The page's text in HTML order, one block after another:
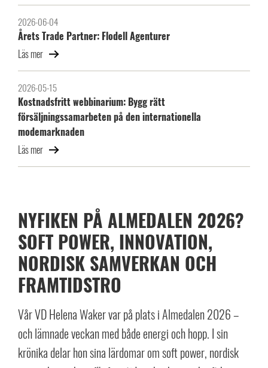
2026-06-04
Årets Trade Partner: Flodell Agenturer
Läs mer
2026-05-15
Kostnadsfritt webbinarium: Bygg rätt
försäljningssamarbeten på den internationella
modemarknaden
Läs mer
NYFIKEN PÅ ALMEDALEN 2026?
SOFT POWER, INNOVATION,
NORDISK SAMVERKAN OCH
FRAMTIDSTRO
Vår VD Helena Waker var på plats i Almedalen 2026 –
och lämnade veckan med både energi och hopp. I sin
krönika delar hon sina lärdomar om soft power, nordisk